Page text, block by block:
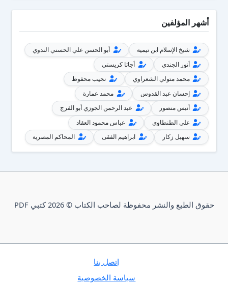
أشهر المؤلفين
شيخ الإسلام ابن تيمية
أبو الحسن علي الحسني الندوي
أنور الجندي
أجاثا كريستي
محمد متولي الشعراوي
نجيب محفوظ
إحسان عبد القدوس
محمد عمارة
أنيس منصور
عبد الرحمن الجوزي أبو الفرج
علي الطنطاوي
عباس محمود العقاد
سهيل زكار
ابراهيم الفقى المحاكم المصرية
حقوق الطبع والنشر محفوظة لصاحب الكتاب © 2026 كتبي PDF
إتصل بنا
سياسة الخصوصية